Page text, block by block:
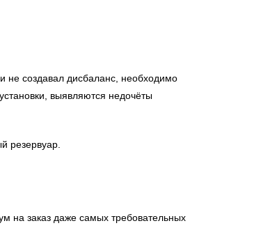
не создавал дисбаланс, необходимо
выявляются недочёты
резервуар.
на заказ даже самых требовательных